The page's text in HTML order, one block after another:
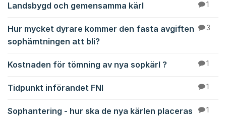
Landsbygd och gemensamma kärl 1
Hur mycket dyrare kommer den fasta avgiften
sophämtningen att bli?
3
Kostnaden för tömning av nya sopkärl ? 1
Tidpunkt införandet FNI 1
Sophantering - hur ska de nya kärlen placeras
1